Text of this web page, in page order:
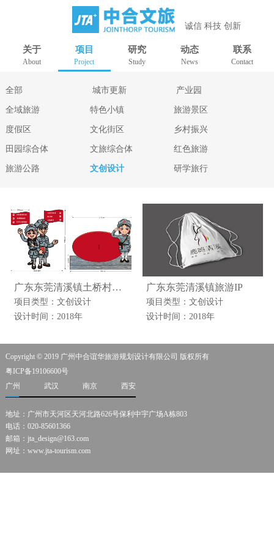
诚信 科技 创新
关于
About
项目
Project
研究
Study
动态
News
联系
Contact
全部 城市更新 产业园
全域旅游 特色小镇 旅游景区
度假区 文化街区 乡村振兴
田园综合体 文旅综合体 红色旅游
旅游公路 文创设计 研学旅行
广东东莞清溪镇土桥村标识系统
项目类型：文创设计
设计时间：2018年
广东东莞清溪镇旅游IP
项目类型：文创设计
设计时间：2018年
Copyright © 2019 广州中合谊华旅游规划设计有限公司 版权所有
粤ICP备19106600号
广州
武汉 南京 西安
地址：广州市天河区天河北路626号保利中宇广场A栋803
电话：020-85601366
邮箱：jta_design@163.com
网址：www.jta-tourism.com